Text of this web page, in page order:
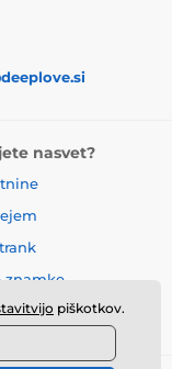
nasvet?
znamke
piškotkov.